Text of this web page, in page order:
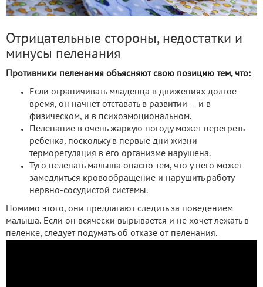
Отрицательные стороны, недостатки и
минусы пеленания
Противники пеленания объясняют свою позицию тем, что:
Если ограничивать младенца в движениях долгое
время, он начнет отставать в развитии — и в
физическом, и в психоэмоциональном.
Пеленание в очень жаркую погоду может перегреть
ребенка, поскольку в первые дни жизни
терморегуляция в его организме нарушена.
Туго пеленать малыша опасно тем, что у него может
замедлиться кровообращение и нарушить работу
нервно-сосудистой системы.
Помимо этого, они предлагают следить за поведением
малыша. Если он всячески вырывается и не хочет лежать в
пеленке, следует подумать об отказе от пеленания.